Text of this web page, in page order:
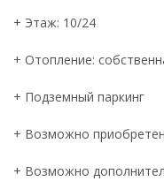
+ Этаж: 10/24
+ Отопление:
+ Подземный паркинг
+ Возможно
+ Возможно